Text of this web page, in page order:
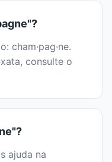
cham·pag·ne.
consulte o
ajuda na